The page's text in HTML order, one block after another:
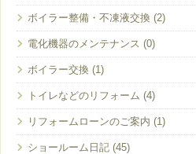
ボイラー整備・不凍液交換
電化機器のメンテナンス
ボイラー交換
トイレなどのリフォーム
リフォームローンのご案内
ショールーム日記